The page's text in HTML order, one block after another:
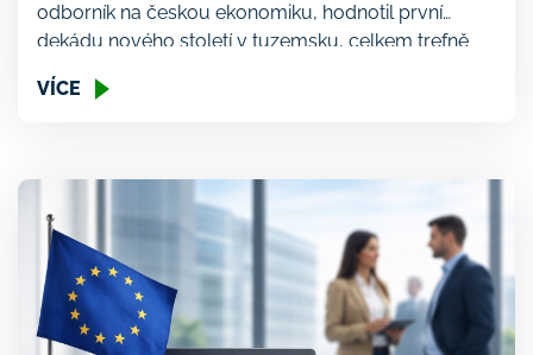
odborník na českou ekonomiku, hodnotil první
dekádu nového století v tuzemsku, celkem trefně
tehdejšího Česka: „Tradiční rolí domácností je
české domácnosti tehdy nedokázaly odkládat
stranou tolik peněz, aby […]
VÍCE